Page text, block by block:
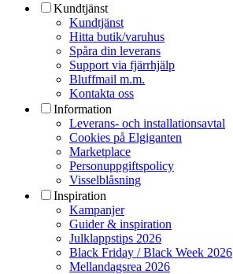
Kundtjänst
Kundtjänst
Hitta butik/varuhus
Spåra din leverans
Support via fjärrhjälp
Bluffmail m.m.
Kontakta oss
Information
Leverans- och installationsavtal
Cookies på Elgiganten
Marketplace
Personuppgiftspolicy
Visselblåsning
Inspiration
Kampanjer
Guider & inspiration
Julklappstips 2026
Black Friday / Black Week 2026
Mellandagsrea 2026